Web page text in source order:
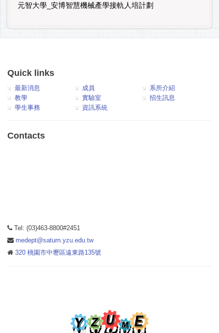
元智大學_安博智慧機械產學接軌人培計劃
Quick links
最新消息 成員
系所介紹
教學
實驗室
招生訊息
學生事務
資訊系統
Contacts
Tel: (03)463-8800#2451
medept@saturn.yzu.edu.tw
320 桃園市中壢區遠東路135號